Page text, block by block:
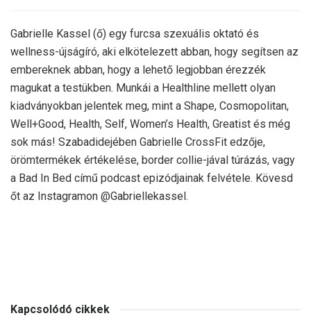
Gabrielle Kassel (ő) egy furcsa szexuális oktató és
wellness-újságíró, aki elkötelezett abban, hogy segítsen az
embereknek abban, hogy a lehető legjobban érezzék
magukat a testükben. Munkái a Healthline mellett olyan
kiadványokban jelentek meg, mint a Shape, Cosmopolitan,
Well+Good, Health, Self, Women’s Health, Greatist és még
sok más! Szabadidejében Gabrielle CrossFit edzője,
örömtermékek értékelése, border collie-jával túrázás, vagy
a Bad In Bed című podcast epizódjainak felvétele. Kövesd
őt az Instagramon @Gabriellekassel.
Kapcsolódó cikkek